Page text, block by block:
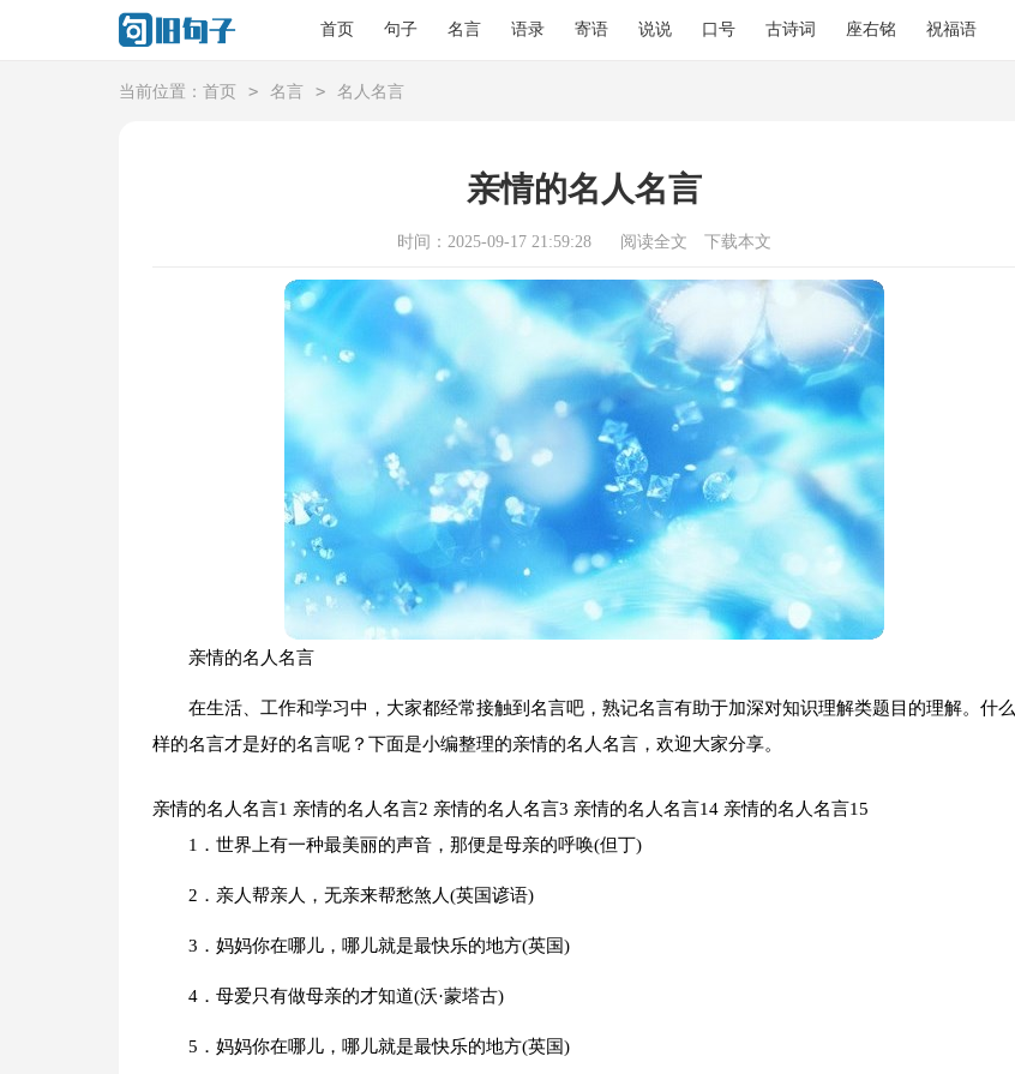
首页 句子 名言 语录 寄语 说说 口号 古诗词 座右铭 祝福语
当前位置： 首页 > 名言 > 名人名言
亲情的名人名言
时间：2025-09-17 21:59:28 阅读全文 下载本文
亲情的名人名言
在生活、工作和学习中，大家都经常接触到名言吧，熟记名言有助于加深对知识理解类题目的理解。什么
样的名言才是好的名言呢？下面是小编整理的亲情的名人名言，欢迎大家分享。
亲情的名人名言1
1．世界上有一种最美丽的声音，那便是母亲的呼唤(但丁)
2．亲人帮亲人，无亲来帮愁煞人(英国谚语)
3．妈妈你在哪儿，哪儿就是最快乐的地方(英国)
4．母爱只有做母亲的才知道(沃·蒙塔古)
5．妈妈你在哪儿，哪儿就是最快乐的地方(英国)
亲情的名人名言2 亲情的名人名言3 亲情的名人名言14 亲情的名人名言15